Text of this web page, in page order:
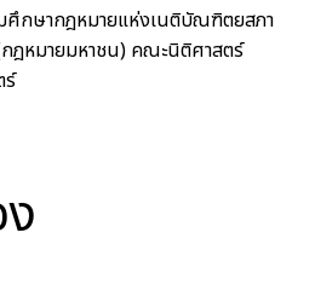
กษากฎหมายแห่งเนติบัณฑิตยสภา
ฎหมายมหาชน) คณะนิติศาสตร์
ร์